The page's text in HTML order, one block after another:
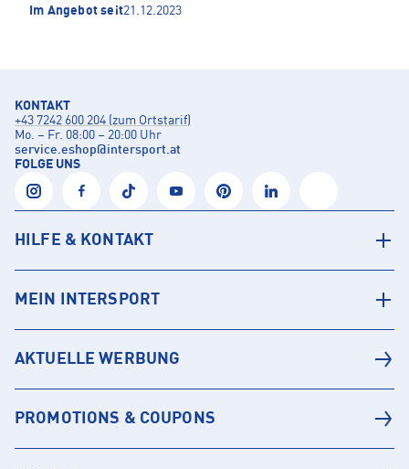
Im Angebot seit21.12.2023
KONTAKT
+43 7242 600 204 (zum Ortstarif)
Mo. – Fr. 08:00 – 20:00 Uhr
service.eshop@intersport.at
FOLGE UNS
HILFE & KONTAKT
MEIN INTERSPORT
AKTUELLE WERBUNG
PROMOTIONS & COUPONS